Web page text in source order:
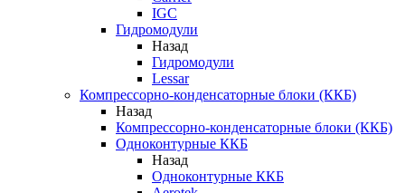
IGC
Гидромодули
Назад
Гидромодули
Lessar
Компрессорно-конденсаторные блоки (ККБ)
Назад
Компрессорно-конденсаторные блоки (ККБ)
Одноконтурные ККБ
Назад
Одноконтурные ККБ